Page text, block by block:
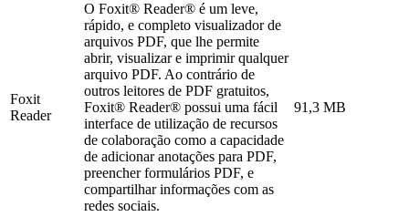
Foxit
Reader
O Foxit® Reader® é um leve,
rápido, e completo visualizador de
arquivos PDF, que lhe permite
abrir, visualizar e imprimir qualquer
arquivo PDF. Ao contrário de
outros leitores de PDF gratuitos,
Foxit® Reader® possui uma fácil
interface de utilização de recursos
de colaboração como a capacidade
de adicionar anotações para PDF,
preencher formulários PDF, e
compartilhar informações com as
redes sociais.
91,3 MB